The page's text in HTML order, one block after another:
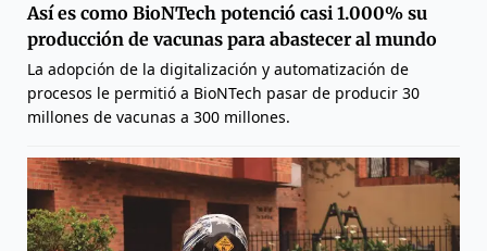
Así es como BioNTech potenció casi 1.000% su
producción de vacunas para abastecer al mundo
La adopción de la digitalización y automatización de
procesos le permitió a BioNTech pasar de producir 30
millones de vacunas a 300 millones.